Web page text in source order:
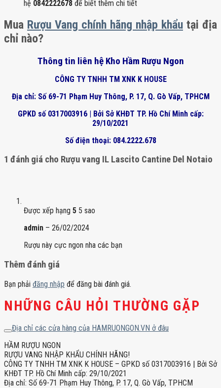
hệ 0842222678 để biết thêm chi tiết
Mua Rượu Vang chính hãng nhập khẩu tại địa
chỉ nào?
Thông tin liên hệ Kho Hầm Rượu Ngon
CÔNG TY TNHH TM XNK K HOUSE
Địa chỉ: Số 69-71 Phạm Huy Thông, P. 17, Q. Gò Vấp, TPHCM
GPKD số 0317003916 | Bởi Sở KHĐT TP. Hồ Chí Minh cấp:
29/10/2021
Số điện thoại: 084.2222.678
1 đánh giá cho Rượu vang IL Lascito Cantine Del Notaio
Được xếp hạng 5 5 sao
admin – 26/02/2024
Rượu này cực ngon nha các bạn
Thêm đánh giá
Bạn phải đăng nhập để đăng bài đánh giá.
NHỮNG CÂU HỎI THƯỜNG GẶP
Địa chỉ các cửa hàng của HAMRUONGON.VN ở đâu
HẦM RƯỢU NGON
RƯỢU VANG NHẬP KHẨU CHÍNH HÃNG!
CÔNG TY TNHH TM XNK K HOUSE – GPKD số 0317003916 | Bởi Sở
KHĐT TP. Hồ Chí Minh cấp: 29/10/2021
Địa chỉ: Số 69-71 Phạm Huy Thông, P. 17, Q. Gò Vấp, TPHCM